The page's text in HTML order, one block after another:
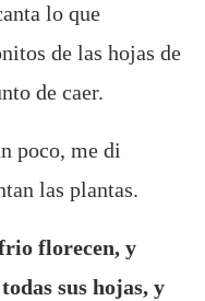
lo que
de las hojas de
de caer.
poco, me di
las plantas.
florecen, y
sus hojas, y